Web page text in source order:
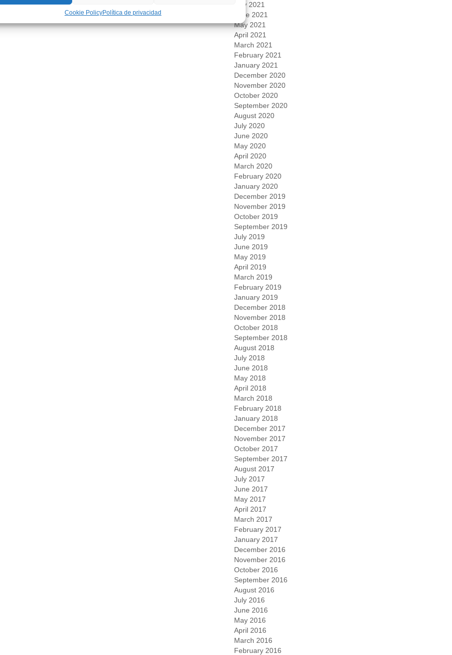
Cookie PolicyPolítica de privacidad
July 2021
June 2021
May 2021
April 2021
March 2021
February 2021
January 2021
December 2020
November 2020
October 2020
September 2020
August 2020
July 2020
June 2020
May 2020
April 2020
March 2020
February 2020
January 2020
December 2019
November 2019
October 2019
September 2019
July 2019
June 2019
May 2019
April 2019
March 2019
February 2019
January 2019
December 2018
November 2018
October 2018
September 2018
August 2018
July 2018
June 2018
May 2018
April 2018
March 2018
February 2018
January 2018
December 2017
November 2017
October 2017
September 2017
August 2017
July 2017
June 2017
May 2017
April 2017
March 2017
February 2017
January 2017
December 2016
November 2016
October 2016
September 2016
August 2016
July 2016
June 2016
May 2016
April 2016
March 2016
February 2016